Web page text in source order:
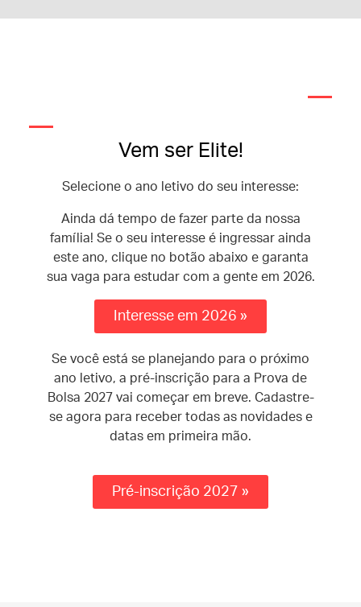
Vem ser Elite!
Selecione o ano letivo do seu interesse:
Ainda dá tempo de fazer parte da nossa
família! Se o seu interesse é ingressar ainda
este ano, clique no botão abaixo e garanta
sua vaga para estudar com a gente em 2026.
Interesse em 2026 »
Se você está se planejando para o próximo
ano letivo, a pré-inscrição para a Prova de
Bolsa 2027 vai começar em breve. Cadastre-
se agora para receber todas as novidades e
datas em primeira mão.
Pré-inscrição 2027 »